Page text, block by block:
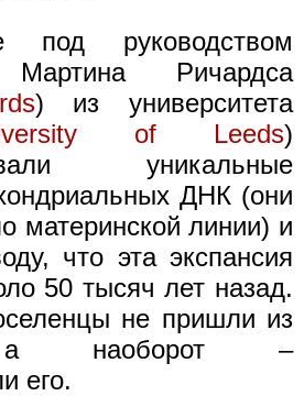
под руководством
Мартина Ричардса
) из университета
of Leeds)
уникальные
ДНК (они
материнской линии) и
что эта экспансия
50 тысяч лет назад.
не пришли из
а наоборот –
его.